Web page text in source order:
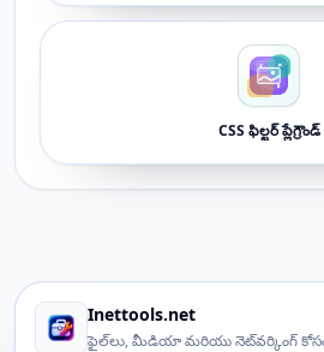
CSS ఫిల్టర్ ప్లేగ్రౌండ్
Inettools.net
ఫైల్‌లు, మీడియా మరియు నెట్‌వర్కింగ్